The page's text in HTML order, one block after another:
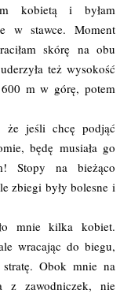
kobietą i byłam
w stawce. Moment
skórę na obu
też wysokość
m w górę, potem
że jeśli chcę podjąć
będę musiała go
Stopy na bieżąco
zbiegi były bolesne i
mnie kilka kobiet.
wracając do biegu,
Obok mnie na
z zawodniczek, nie